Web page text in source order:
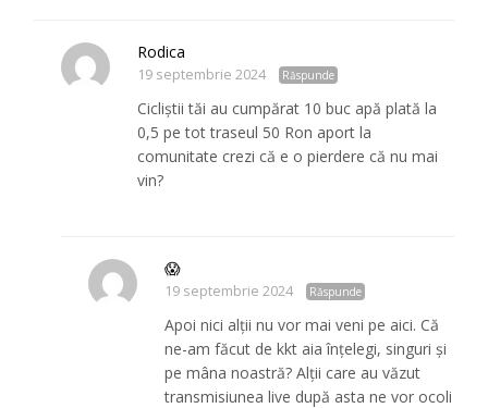
Rodica
19 septembrie 2024 Răspunde
Cicliștii tăi au cumpărat 10 buc apă plată la
0,5 pe tot traseul 50 Ron aport la
comunitate crezi că e o pierdere că nu mai
vin?
😱
19 septembrie 2024 Răspunde
Apoi nici alții nu vor mai veni pe aici. Că
ne-am făcut de kkt aia înțelegi, singuri și
pe mâna noastră? Alții care au văzut
transmisiunea live după asta ne vor ocoli